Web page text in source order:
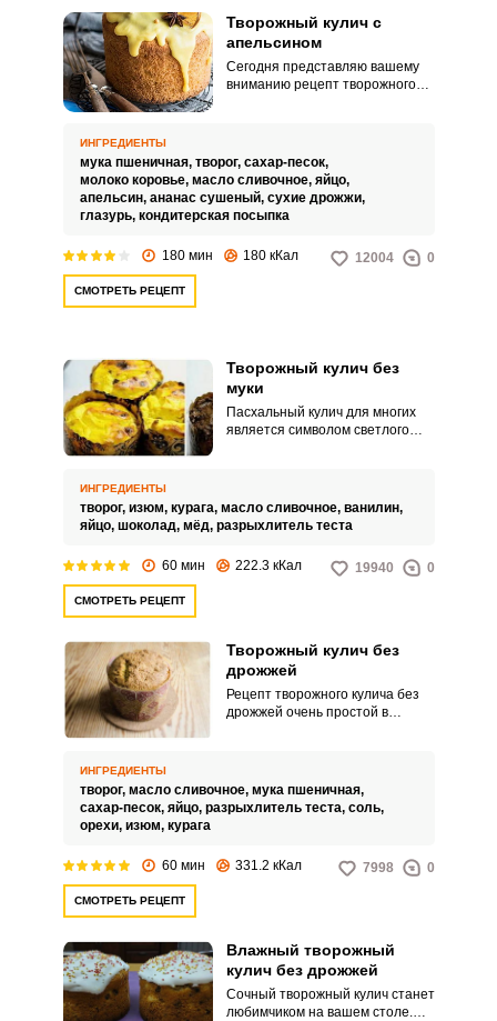
Творожный кулич с
апельсином
Сегодня представляю вашему
вниманию рецепт творожного
ИНГРЕДИЕНТЫ
мука пшеничная, творог, сахар-песок,
молоко коровье, масло сливочное, яйцо,
апельсин, ананас сушеный, сухие дрожжи,
глазурь, кондитерская посыпка
180 мин 180 кКал 12004 0
СМОТРЕТЬ РЕЦЕПТ
Творожный кулич без
муки
Пасхальный кулич для многих
является символом светлого
такой ингредиент, как мука, не
должен присутствовать в вашем
рационе, это не повод
насладиться вкусной ароматной
ИНГРЕДИЕНТЫ
творог, изюм, курага, масло сливочное, ванилин,
яйцо, шоколад, мёд, разрыхлитель теста
60 мин 222.3 кКал 19940 0
СМОТРЕТЬ РЕЦЕПТ
Творожный кулич без
дрожжей
Рецепт творожного кулича без
дрожжей очень простой в
ИНГРЕДИЕНТЫ
творог, масло сливочное, мука пшеничная,
сахар-песок, яйцо, разрыхлитель теста, соль,
орехи, изюм, курага
60 мин 331.2 кКал 7998 0
СМОТРЕТЬ РЕЦЕПТ
Влажный творожный
кулич без дрожжей
Сочный творожный кулич станет
любимчиком на вашем столе.